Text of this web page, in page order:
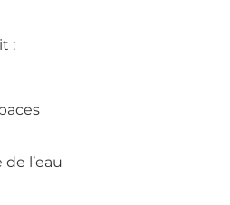
:
l’eau